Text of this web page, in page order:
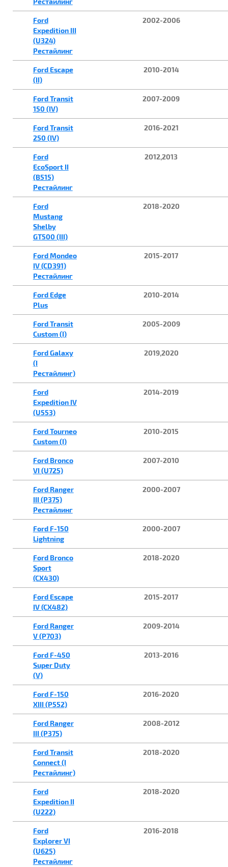
Ford
Expedition III
(U324)
Рестайлинг
2002-2006
Ford Escape
(II)
2010-2014
Ford Transit
150 (IV)
2007-2009
Ford Transit
250 (IV)
2016-2021
Ford
EcoSport II
(B515)
Рестайлинг
2012,2013
Ford
Mustang
Shelby
GT500 (III)
2018-2020
Ford Mondeo
IV (CD391)
Рестайлинг
2015-2017
Ford Edge
Plus
2010-2014
Ford Transit
Custom (I)
2005-2009
Ford Galaxy
(I
Рестайлинг)
2019,2020
Ford
Expedition IV
(U553)
2014-2019
Ford Tourneo
Custom (I)
2010-2015
Ford Bronco
VI (U725)
2007-2010
Ford Ranger
III (P375)
Рестайлинг
2000-2007
Ford F-150
Lightning
2000-2007
Ford Bronco
Sport
(CX430)
2018-2020
Ford Escape
IV (CX482)
2015-2017
Ford Ranger
V (P703)
2009-2014
Ford F-450
Super Duty
(V)
2013-2016
Ford F-150
XIII (P552)
2016-2020
Ford Ranger
III (P375)
2008-2012
Ford Transit
Connect (I
Рестайлинг)
2018-2020
Ford
Expedition II
(U222)
2018-2020
Ford
Explorer VI
(U625)
Рестайлинг
2016-2018